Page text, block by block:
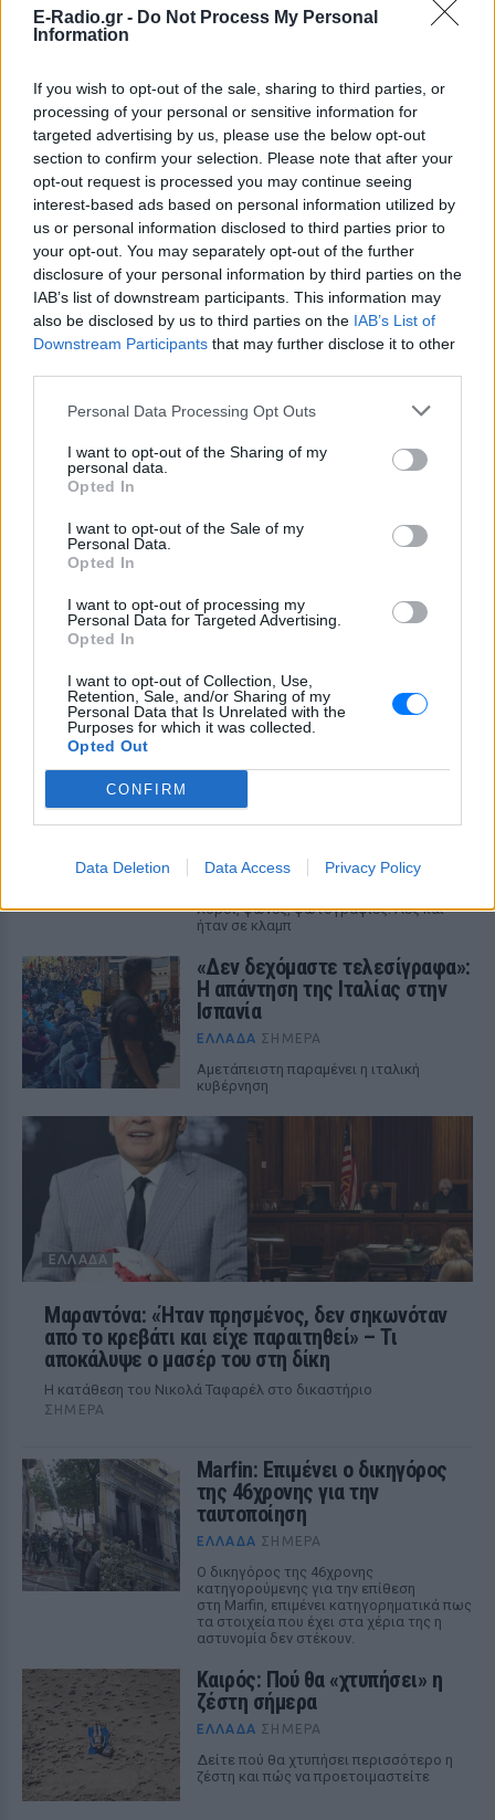
E-Radio.gr - Do Not Process My Personal
Information
If you wish to opt-out of the sale, sharing to third parties, or
processing of your personal or sensitive information for
targeted advertising by us, please use the below opt-out
section to confirm your selection. Please note that after your
opt-out request is processed you may continue seeing
interest-based ads based on personal information utilized by
us or personal information disclosed to third parties prior to
your opt-out. You may separately opt-out of the further
disclosure of your personal information by third parties on the
IAB’s list of downstream participants. This information may
also be disclosed by us to third parties on the IAB’s List of
Downstream Participants that may further disclose it to other
Personal Data Processing Opt Outs
I want to opt-out of the Sharing of my
personal data.
Opted In
I want to opt-out of the Sale of my
Personal Data.
Opted In
I want to opt-out of processing my
Personal Data for Targeted Advertising.
Opted In
I want to opt-out of Collection, Use,
Retention, Sale, and/or Sharing of my
Personal Data that Is Unrelated with the
Purposes for which it was collected.
Opted Out
CONFIRM
Data Deletion Data Access Privacy Policy
ΔΕΙΤΕ ΕΠΙΣΗΣ
ΣΤΗΝ ΙΔΙΑ ΚΑΤΗΓΟΡΙΑ
ημερησίως στους Ευζώνους:
Μαζική άφιξη τουριστών από
ΕΛΛΆΔΑ ΣΉΜΕΡΑ
Προσωρινή αναστολή των βιομετρικών
ελέγχων για να επισπευστεί η διέλευση
έκαναν «κλαμπ» βανάκι transfer
‑ Αντιδράσεις για το ξέφρενο
ΕΛΛΆΔΑ ΣΉΜΕΡΑ
Χοροί, φωνές, φωτογραφίες: Λες και
ήταν σε κλαμπ
«Δεν δεχόμαστε τελεσίγραφα»:
Η απάντηση της Ιταλίας στην
Ισπανία
ΕΛΛΆΔΑ ΣΉΜΕΡΑ
Αμετάπειστη παραμένει η ιταλική
κυβέρνηση
ΕΛΛΆΔΑ
Μαραντόνα: «Ήταν πρησμένος, δεν σηκωνόταν
από το κρεβάτι και είχε παραιτηθεί» – Τι
αποκάλυψε ο μασέρ του στη δίκη
Η κατάθεση του Νικολά Ταφαρέλ στο δικαστήριο
ΣΉΜΕΡΑ
Marfin: Επιμένει ο δικηγόρος
της 46χρονης για την
ταυτοποίηση
ΕΛΛΆΔΑ ΣΉΜΕΡΑ
Ο δικηγόρος της 46χρονης
κατηγορούμενης για την επίθεση
στη Marfin, επιμένει κατηγορηματικά πως
τα στοιχεία που έχει στα χέρια της η
αστυνομία δεν στέκουν.
Καιρός: Πού θα «χτυπήσει» η
ζέστη σήμερα
ΕΛΛΆΔΑ ΣΉΜΕΡΑ
Δείτε πού θα χτυπήσει περισσότερο η
ζέστη και πώς να προετοιμαστείτε